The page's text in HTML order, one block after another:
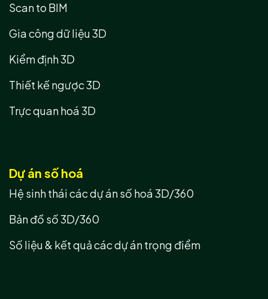
Scan to BIM
Gia công dữ liệu 3D
Kiểm định 3D
Thiết kế ngược 3D
Trực quan hoá 3D
Dự án số hoá
Hệ sinh thái các dự án số hoá 3D/360
Bản đồ số 3D/360
Số liệu & kết quả các dự án trọng điểm